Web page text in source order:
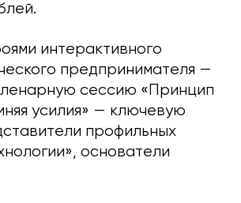
интерактивного
предпринимателя —
сессию «Принцип
усилия» — ключевую
профильных
основатели